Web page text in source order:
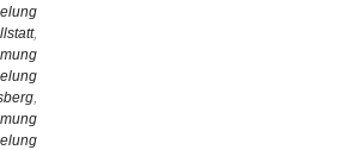
,
,